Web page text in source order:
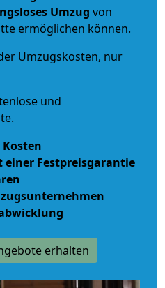
Umzug von
ermöglichen können.
Umzugskosten, nur
und
einer Festpreisgarantie
erhalten